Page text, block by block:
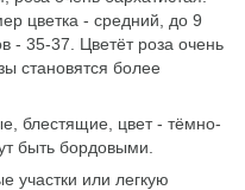
цветка - средний, до 9
- 35-37. Цветёт роза очень
становятся более
блестящие, цвет - тёмно-
быть бордовыми.
участки или легкую